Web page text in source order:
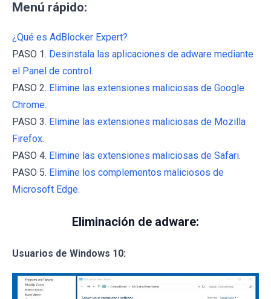
Menú rápido:
¿Qué es AdBlocker Expert?
PASO 1. Desinstala las aplicaciones de adware mediante
el Panel de control.
PASO 2. Elimine las extensiones maliciosas de Google
Chrome.
PASO 3. Elimine las extensiones maliciosas de Mozilla
Firefox.
PASO 4. Elimine las extensiones maliciosas de Safari.
PASO 5. Elimine los complementos maliciosos de
Microsoft Edge.
Eliminación de adware:
Usuarios de Windows 10: